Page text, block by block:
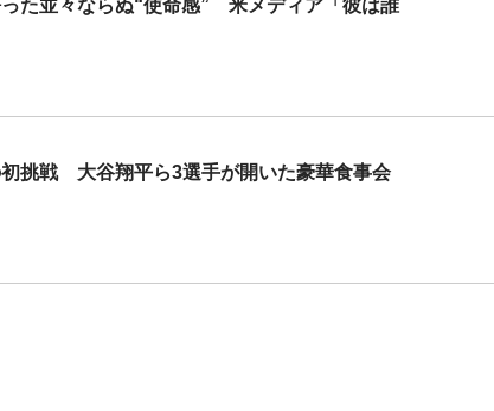
た並々ならぬ“使命感” 米メディア「彼は誰
初挑戦 大谷翔平ら3選手が開いた豪華食事会